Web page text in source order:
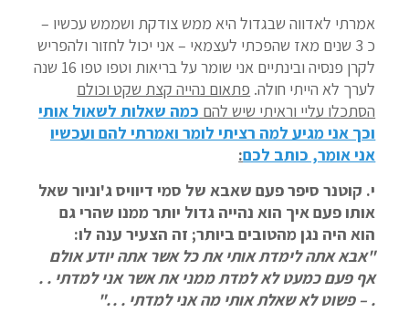
אמרתי לאדווה שבגדול היא ממש צודקת ושממש עכשיו –
כ 3 שנים מאז שהפכתי לעצמאי – אני יכול לחזור ולהפריש
לקרן פנסיה ובינתיים אני שומר על בריאות וטפו טפו 16 שנה
לערך לא הייתי חולה. פתאום נהייה קצת שקט וכולם
הסתכלו עליי וראיתי שיש להם כמה שאלות לשאול אותי
וכך אני מגיע למה רציתי לומר ואמרתי להם ועכשיו
אני אומר, כותב לכם:
י. קוטנר סיפר פעם שאבא של סמי דיוויס ג'וניור שאל
אותו פעם איך הוא נהייה גדול יותר ממנו שהרי גם
הוא היה נגן מהטובים ביותר; זה הצעיר ענה לו:
"אבא אתה לימדת אותי את כל אשר אתה יודע אולם
אף פעם כמעט לא למדת ממני את אשר אני למדתי . .
. – פשוט לא שאלת אותי מה אני למדתי . . ."